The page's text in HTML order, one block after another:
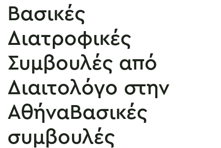
Βασικές
Διατροφικές
Συμβουλές από
Διαιτολόγο στην
ΑθήναΒασικές
συμβουλές